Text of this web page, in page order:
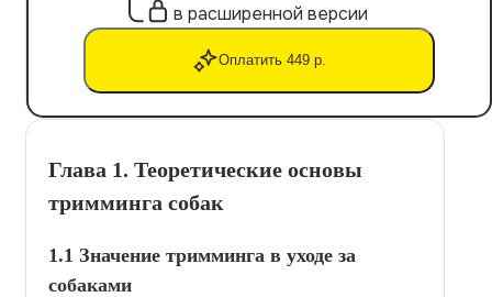
в расширенной версии
Оплатить 449 р.
Глава 1. Теоретические основы
тримминга собак
1.1 Значение тримминга в уходе за
собаками